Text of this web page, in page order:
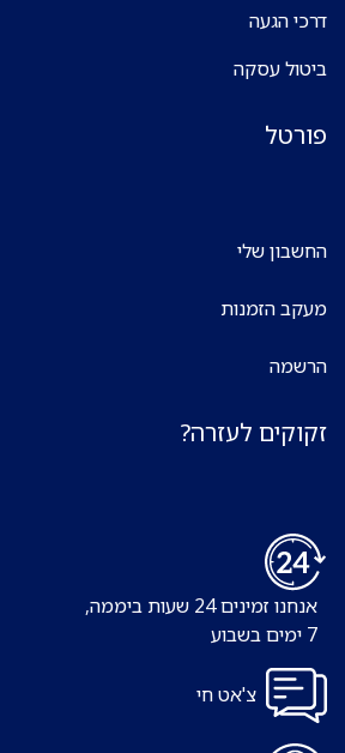
דרכי הגעה
ביטול עסקה
פורטל
החשבון שלי
מעקב הזמנות
הרשמה
זקוקים לעזרה?
אנחנו זמינים 24 שעות ביממה,
צ'אט חי